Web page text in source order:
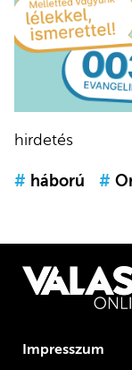
hirdetés
# háború #
Impresszum